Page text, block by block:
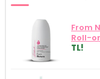
From
Roll-
TL!